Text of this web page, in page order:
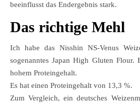
beeinflusst das Endergebnis stark.
Das richtige Mehl
Ich habe das Nisshin NS-Venus
sogenanntes Japan High Gluten Flour.
hohem Proteingehalt.
Es hat einen Proteingehalt von 13,3 %.
Zum Vergleich, ein deutsches